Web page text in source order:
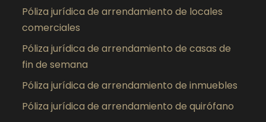
Póliza jurídica de arrendamiento de locales
comerciales
Póliza jurídica de arrendamiento de casas de
fin de semana
Póliza jurídica de arrendamiento de inmuebles
Póliza jurídica de arrendamiento de quirófano